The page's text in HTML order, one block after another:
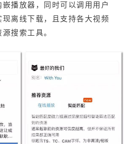
播放器，同时可以调用用户
现离线下载，且支持各大视频
搜索工具。